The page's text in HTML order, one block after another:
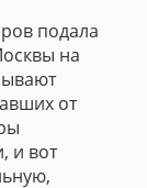
подала
на
от
и вот
с